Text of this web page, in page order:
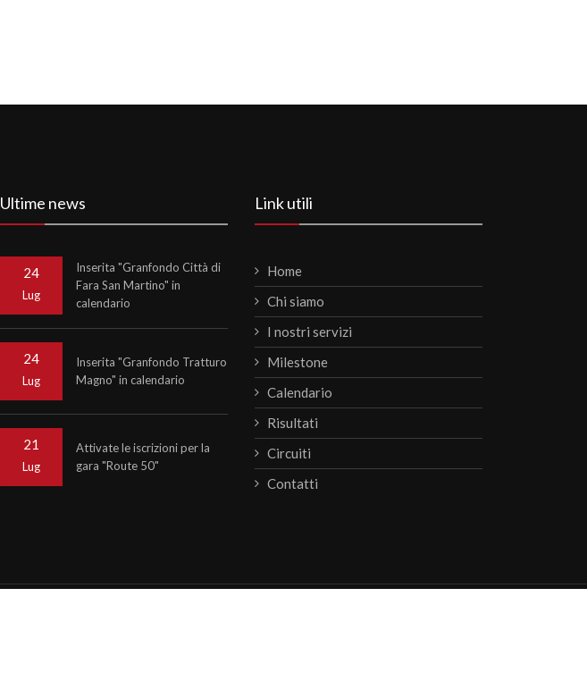
Ultime news
24
Lug
Inserita "Granfondo Città di
Fara San Martino" in
calendario
24
Lug
Inserita "Granfondo Tratturo
Magno" in calendario
21
Lug
Attivate le iscrizioni per la
gara "Route 50"
Link utili
Home
Chi siamo
I nostri servizi
Milestone
Calendario
Risultati
Circuiti
Contatti